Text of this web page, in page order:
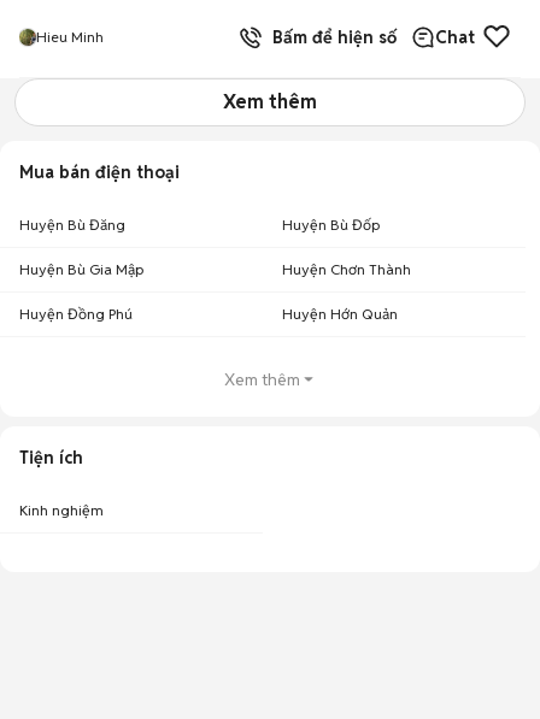
Hieu Minh Bấm để hiện số Chat
Xem thêm
Mua bán điện thoại
Huyện Bù Đăng Huyện Bù Đốp
Huyện Bù Gia Mập Huyện Chơn Thành
Huyện Đồng Phú Huyện Hớn Quản
Xem thêm
Tiện ích
Kinh nghiệm